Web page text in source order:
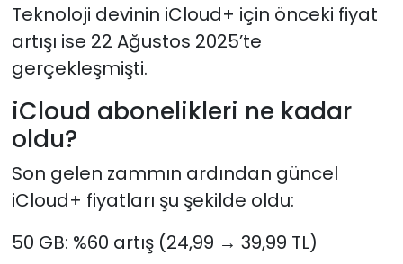
Teknoloji devinin iCloud+ için önceki fiyat
artışı ise 22 Ağustos 2025’te
gerçekleşmişti.
iCloud abonelikleri ne kadar
oldu?
Son gelen zammın ardından güncel
iCloud+ fiyatları şu şekilde oldu:
50 GB: %60 artış (24,99 → 39,99 TL)